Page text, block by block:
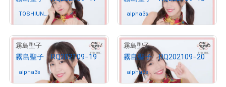
TOSHIUN
さんが保有中 alpha3sさんが保有中
霧島聖子 7
霧島聖子 RQ202109−19
alpha3s さんが保有中
霧島聖子 6
霧島聖子 RQ202109−20
alpha3sさんが保有中